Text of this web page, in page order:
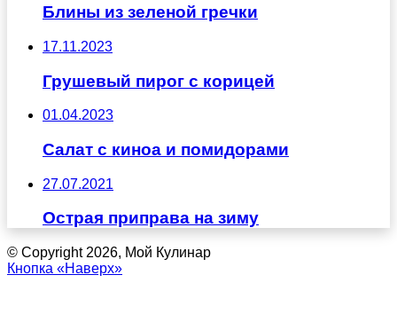
Блины из зеленой гречки
17.11.2023
Грушевый пирог с корицей
01.04.2023
Салат с киноа и помидорами
27.07.2021
Острая приправа на зиму
© Copyright 2026, Мой Кулинар
Кнопка «Наверх»